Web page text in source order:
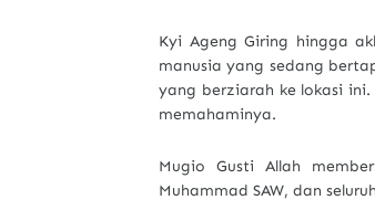
Kyi Ageng Giring hingga
manusia yang sedang
yang berziarah ke lokasi
memahaminya.
Mugio Gusti Allah
Muhammad SAW, dan